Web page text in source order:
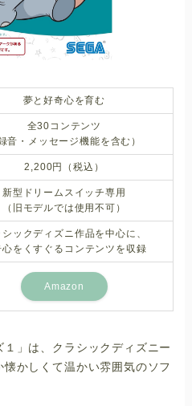
夢と好奇心を育む
全30コンテンツ
録音・メッセージ機能を含む）
2,200円（税込）
新型ドリームスイッチ専用
（旧モデルでは使用不可）
シックディズニ作品を中心に、
心をくすぐるコンテンツを収録
Amazon
１」は、クラシックディズニー
かしくて温かい雰囲気のソフ